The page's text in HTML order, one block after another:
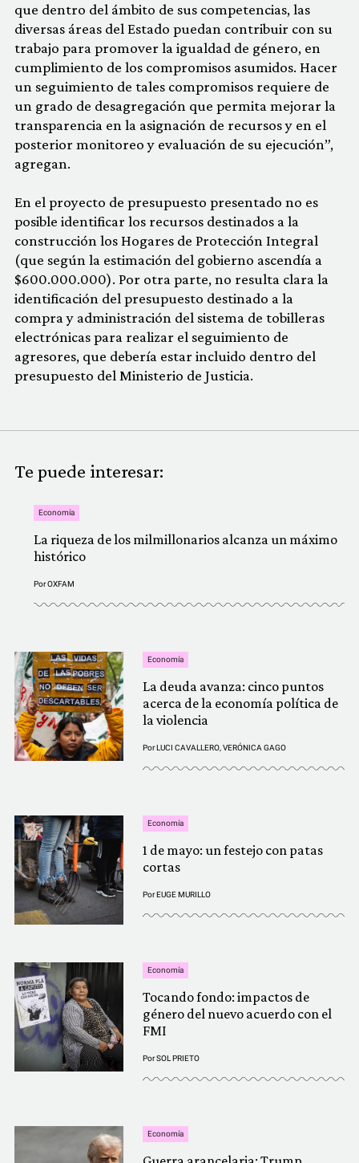
que dentro del ámbito de sus competencias, las
diversas áreas del Estado puedan contribuir con su
trabajo para promover la igualdad de género, en
cumplimiento de los compromisos asumidos. Hacer
un seguimiento de tales compromisos requiere de
un grado de desagregación que permita mejorar la
transparencia en la asignación de recursos y en el
posterior monitoreo y evaluación de su ejecución”,
agregan.
En el proyecto de presupuesto presentado no es
posible identificar los recursos destinados a la
construcción los Hogares de Protección Integral
(que según la estimación del gobierno ascendía a
$600.000.000). Por otra parte, no resulta clara la
identificación del presupuesto destinado a la
compra y administración del sistema de tobilleras
electrónicas para realizar el seguimiento de
agresores, que debería estar incluido dentro del
presupuesto del Ministerio de Justicia.
Te puede interesar:
Economía
La riqueza de los milmillonarios alcanza un máximo
histórico
PorOXFAM
Economía
La deuda avanza: cinco puntos
acerca de la economía política de
la violencia
PorLUCI CAVALLERO,VERÓNICA GAGO
Economía
1 de mayo: un festejo con patas
cortas
PorEUGE MURILLO
Economía
Tocando fondo: impactos de
género del nuevo acuerdo con el
FMI
PorSOL PRIETO
Economía